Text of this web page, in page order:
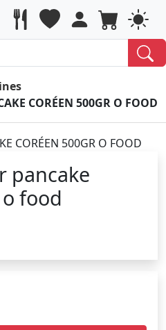
CORÉEN 500GR O FOOD
pancake
food